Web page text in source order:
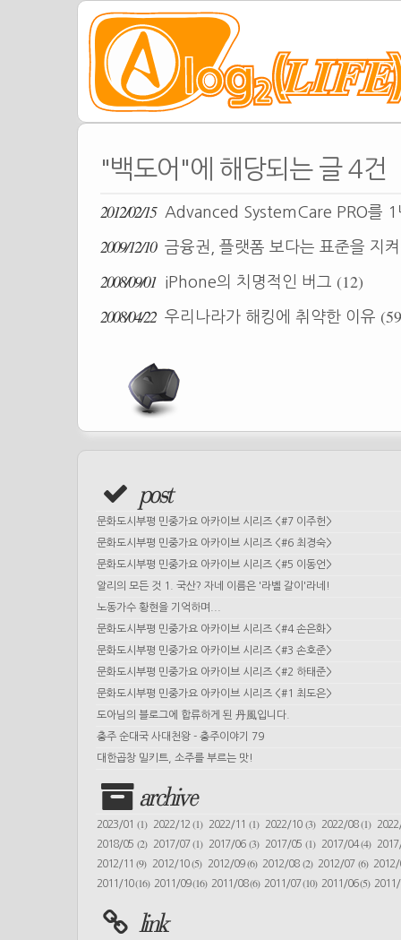
"백도어"에 해당되는 글 4건
2012/02/15 Advanced SystemCare PRO를
2009/12/10 금융권, 플랫폼 보다는 표준을 지
2008/09/01 iPhone의 치명적인 버그 (12)
2008/04/22 우리나라가 해킹에 취약한 이유
post
문화도시부평 민중가요 아카이브 시리즈 <#7 이주헌>
문화도시부평 민중가요 아카이브 시리즈 <#6 최경숙>
문화도시부평 민중가요 아카이브 시리즈 <#5 이동언>
알리의 모든 것 1. 국산? 자네 이름은 '라벨 갈이'라네!
노동가수 황현을 기억하며...
문화도시부평 민중가요 아카이브 시리즈 <#4 손은화>
문화도시부평 민중가요 아카이브 시리즈 <#3 손호준>
문화도시부평 민중가요 아카이브 시리즈 <#2 하태준>
문화도시부평 민중가요 아카이브 시리즈 <#1 최도은>
도아님의 블로그에 합류하게 된 丹風입니다.
충주 순대국 사대천왕 - 충주이야기 79
대한곱창 밀키트, 소주를 부르는 맛!
archive
2023/01 (1) 2022/12(1) 2022/11(1) 2022/10 (3) 2022/08(1)
2018/05 (2) 2017/07(1) 2017/06(3) 2017/05 (1) 2017/04(4)
2012/11(9) 2012/10(5) 2012/09(6) 2012/08 (2) 2012/07 (6)
2011/10(16) 2011/09(16) 2011/08(6) 2011/07(10) 2011/06(5)
link